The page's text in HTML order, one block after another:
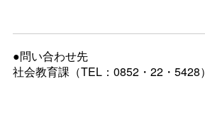
●問い合わせ先
社会教育課（TEL：0852・22・5428）